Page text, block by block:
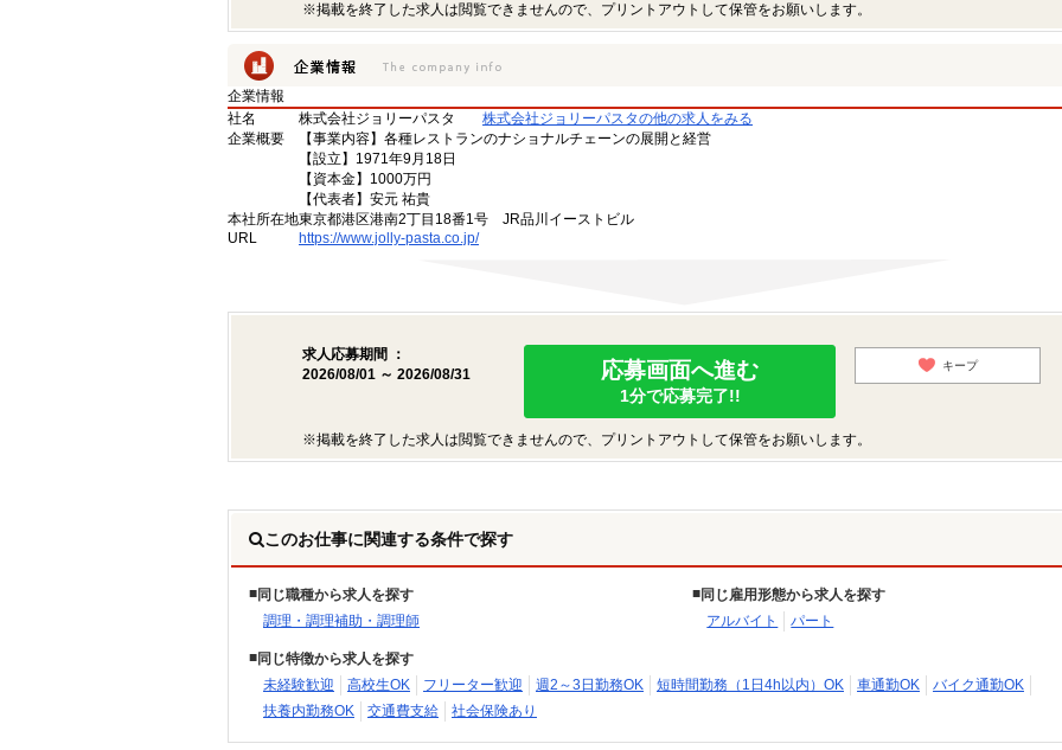
※掲載を終了した求人は閲覧できませんので、プリントアウトして保管をお願いします。
企業情報
社名
株式会社ジョリーパスタ
株式会社ジョリーパスタの他の求人をみる
企業概要
【事業内容】各種レストランのナショナルチェーンの展開と経営
【設立】1971年9月18日
【資本金】1000万円
【代表者】安元 祐貴
本社所在地東京都港区港南2丁目18番1号 JR品川イーストビル
URL
https://www.jolly-pasta.co.jp/
求人応募期間 ：
2026/08/01 ～ 2026/08/31
応募画面へ進む
1分で応募完了!!
キープ
※掲載を終了した求人は閲覧できませんので、プリントアウトして保管をお願いします。
このお仕事に関連する条件で探す
同じ職種から求人を探す
調理・調理補助・調理師
同じ雇用形態から求人を探す
アルバイト
パート
同じ特徴から求人を探す
未経験歓迎
高校生OK フリーター歓迎 週2～3日勤務OK 短時間勤務（1日4h以内）OK 車通勤OK
バイク通勤OK
扶養内勤務OK
交通費支給 社会保険あり